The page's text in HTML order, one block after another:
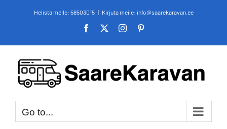
Helista meile: 56503015 | Kirjuta meile: info@saarekaravan.ee
Facebook Instagram
Go to...